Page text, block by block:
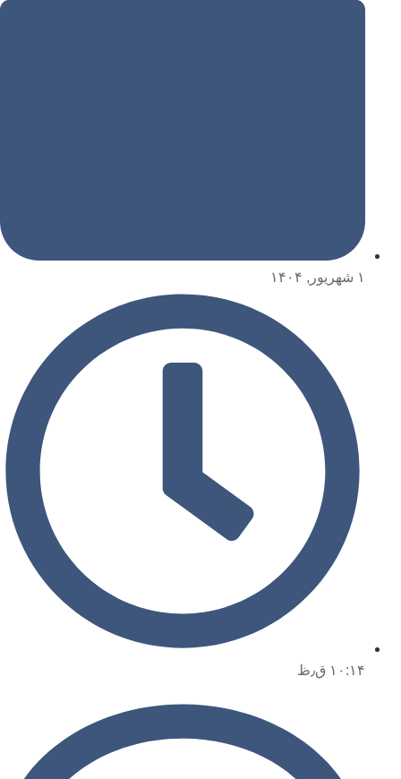
۱ شهریور, ۱۴۰۴
۱۰:۱۴ ق٫ظ